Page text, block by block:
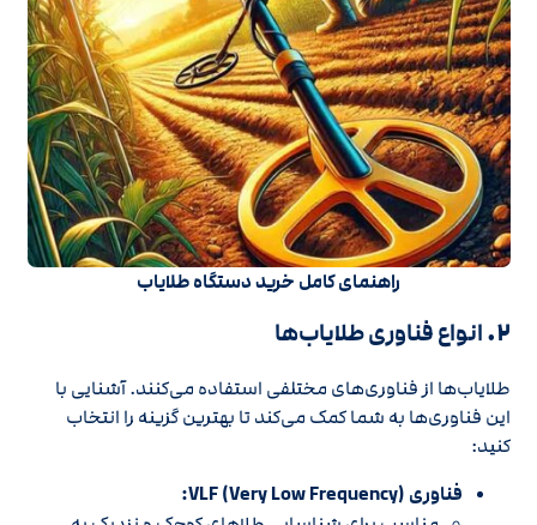
راهنمای کامل خرید دستگاه طلایاب
۲. انواع فناوری طلایاب‌ها
طلایاب‌ها از فناوری‌های مختلفی استفاده می‌کنند. آشنایی با
این فناوری‌ها به شما کمک می‌کند تا بهترین گزینه را انتخاب
کنید:
فناوری VLF (Very Low Frequency):